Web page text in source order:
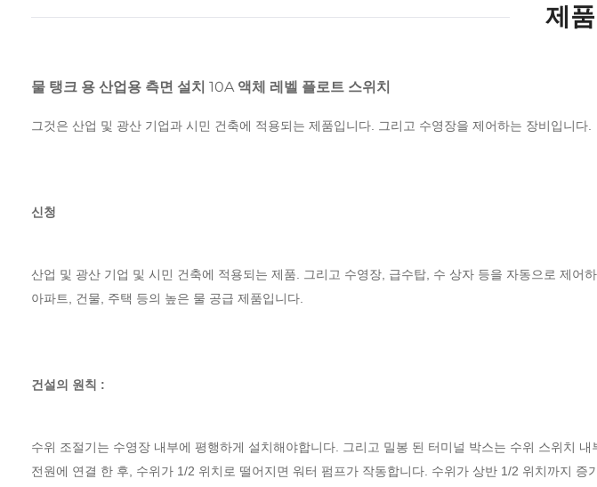
제
물 탱크 용 산업용 측면 설치 10A 액체 레벨 플로트 스위치
그것은 산업 및 광산 기업과 시민 건축에 적용되는 제품입니다. 그리고 수영장을 제어하는 ​​장비입니다.
신청
산업 및 광산 기업 및 시민 건축에 적용되는 제품. 그리고 수영장, 급수탑, 수 상자 등을 자동으로 제어
아파트, 건물, 주택 등의 높은 물 공급 제품입니다.
건설의 원칙 :
수위 조절기는 수영장 내부에 평행하게 설치해야합니다. 그리고 밀봉 된 터미널 박스는 수위 스위치
전원에 연결 한 후, 수위가 1/2 위치로 떨어지면 워터 펌프가 작동합니다. 수위가 상반 1/2 위치까지 증